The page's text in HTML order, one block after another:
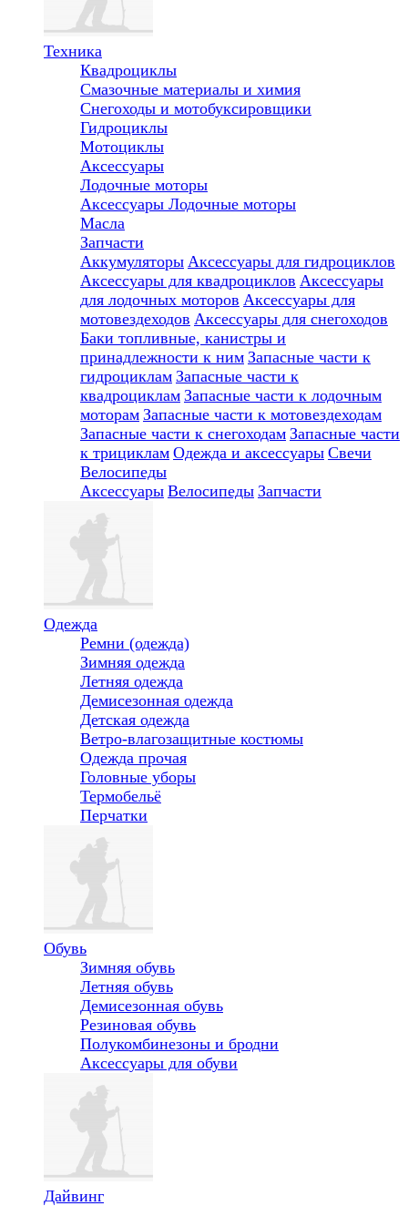
Техника
Квадроциклы
Смазочные материалы и химия
Снегоходы и мотобуксировщики
Гидроциклы
Мотоциклы
Аксессуары
Лодочные моторы
Аксессуары Лодочные моторы
Масла
Запчасти
Аккумуляторы Аксессуары для гидроциклов
Аксессуары для квадроциклов Аксессуары
для лодочных моторов Аксессуары для
мотовездеходов Аксессуары для снегоходов
Баки топливные, канистры и
принадлежности к ним Запасные части к
гидроциклам Запасные части к
квадроциклам Запасные части к лодочным
моторам Запасные части к мотовездеходам
Запасные части к снегоходам Запасные части
к трициклам Одежда и аксессуары Свечи
Велосипеды
Аксессуары Велосипеды Запчасти
Одежда
Ремни (одежда)
Зимняя одежда
Летняя одежда
Демисезонная одежда
Детская одежда
Ветро-влагозащитные костюмы
Одежда прочая
Головные уборы
Термобельё
Перчатки
Обувь
Зимняя обувь
Летняя обувь
Демисезонная обувь
Резиновая обувь
Полукомбинезоны и бродни
Аксессуары для обуви
Дайвинг